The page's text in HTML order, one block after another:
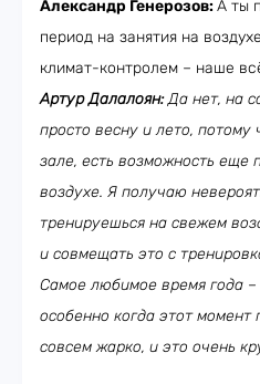
Александр Генерозов:А ты
период на занятия на
климат-контролем – наше
Артур Далалоян:Да нет, на
просто весну и лето,
зале, есть возможность еще
воздухе. Я получаю
тренируешься на свежем
и совмещать это с
Самое любимое время года –
особенно когда этот момент
совсем жарко, и это очень